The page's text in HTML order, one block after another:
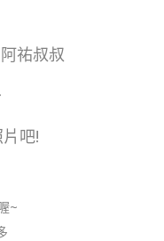
祐叔叔
吧!
~